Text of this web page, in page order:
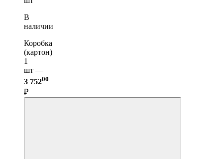
В
наличии
Коробка
(картон)
1
шт —
3 75200
₽